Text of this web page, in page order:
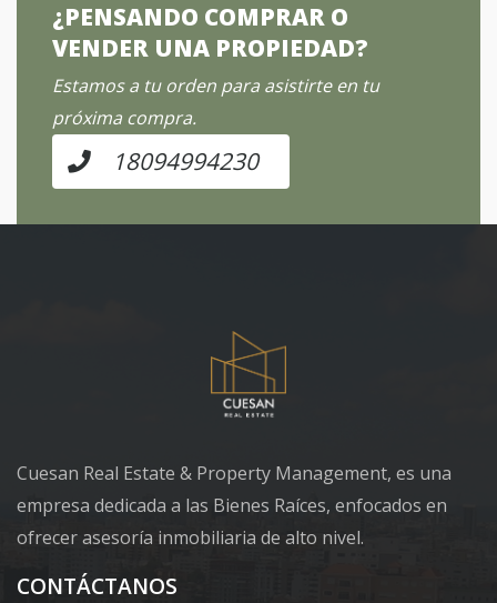
¿PENSANDO COMPRAR O
VENDER UNA PROPIEDAD?
Estamos a tu orden para asistirte en tu
próxima compra.
18094994230
Cuesan Real Estate & Property Management, es una
empresa dedicada a las Bienes Raíces, enfocados en
ofrecer asesoría inmobiliaria de alto nivel.
CONTÁCTANOS